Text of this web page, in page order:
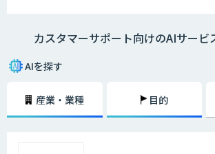
カスタマーサポート向けのAIサービ
AIを探す
産業・業種 目的